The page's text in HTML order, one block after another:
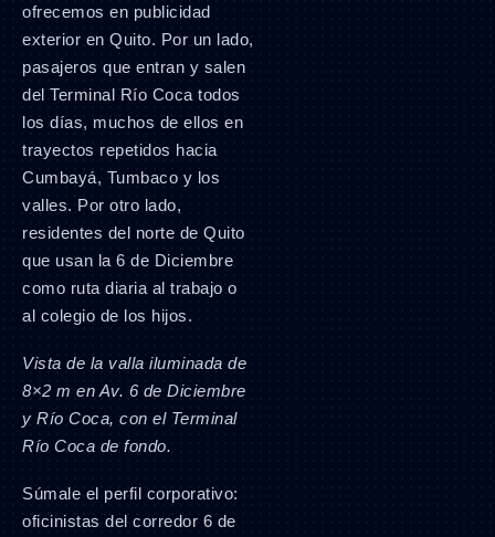
ofrecemos en publicidad
exterior en Quito. Por un lado,
pasajeros que entran y salen
del Terminal Río Coca todos
los días, muchos de ellos en
trayectos repetidos hacia
Cumbayá, Tumbaco y los
valles. Por otro lado,
residentes del norte de Quito
que usan la 6 de Diciembre
como ruta diaria al trabajo o
al colegio de los hijos.
Vista de la valla iluminada de
8×2 m en Av. 6 de Diciembre
y Río Coca, con el Terminal
Río Coca de fondo.
Súmale el perfil corporativo:
oficinistas del corredor 6 de